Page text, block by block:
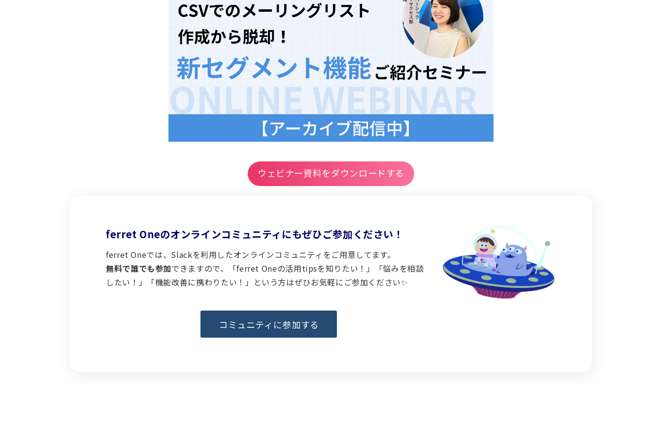
ウェビナー資料をダウンロードする
ferret Oneのオンラインコミュニティにもぜひご参加ください！
ferret Oneでは、Slackを利用したオンラインコミュニティをご用意してます。
無料で誰でも参加できますので、「ferret Oneの活用tipsを知りたい！」「悩みを相談
したい！」「機能改善に携わりたい！」という方はぜひお気軽にご参加ください✨️
コミュニティに参加する